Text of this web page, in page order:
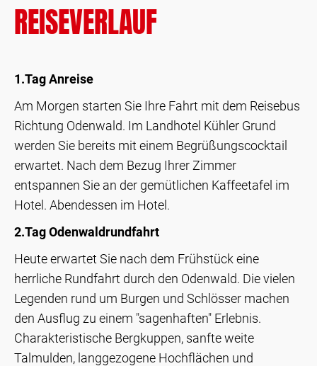
REISEVERLAUF
1.Tag Anreise
Am Morgen starten Sie Ihre Fahrt mit dem Reisebus
Richtung Odenwald. Im Landhotel Kühler Grund
werden Sie bereits mit einem Begrüßungscocktail
erwartet. Nach dem Bezug Ihrer Zimmer
entspannen Sie an der gemütlichen Kaffeetafel im
Hotel. Abendessen im Hotel.
2.Tag Odenwaldrundfahrt
Heute erwartet Sie nach dem Frühstück eine
herrliche Rundfahrt durch den Odenwald. Die vielen
Legenden rund um Burgen und Schlösser machen
den Ausflug zu einem "sagenhaften" Erlebnis.
Charakteristische Bergkuppen, sanfte weite
Talmulden, langgezogene Hochflächen und